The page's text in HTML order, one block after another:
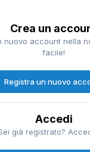
Crea un
nuovo account nella
facile!
Registra un nuovo
Accedi
già registrato?